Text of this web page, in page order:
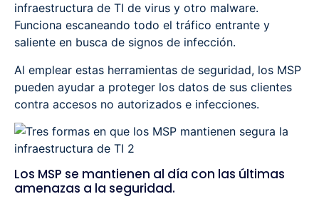
infraestructura de TI de virus y otro malware.
Funciona escaneando todo el tráfico entrante y
saliente en busca de signos de infección.
Al emplear estas herramientas de seguridad, los MSP
pueden ayudar a proteger los datos de sus clientes
contra accesos no autorizados e infecciones.
Los MSP se mantienen al día con las últimas
amenazas a la seguridad.